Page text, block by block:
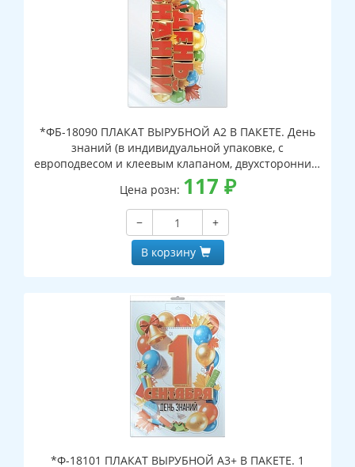
*ФБ-18090 ПЛАКАТ ВЫРУБНОЙ А2 В ПАКЕТЕ. День
знаний (в индивидуальной упаковке, с
европодвесом и клеевым клапаном, двухсторонний,
ВД-лак)
Цена розн: 117 ₽
−
+
В корзину
*Ф-18101 ПЛАКАТ ВЫРУБНОЙ А3+ В ПАКЕТЕ. 1